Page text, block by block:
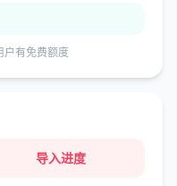
户有免费额度
导入进度